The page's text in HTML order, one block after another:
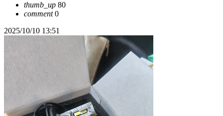
thumb_up 80
comment0
2025/10/10 13:51